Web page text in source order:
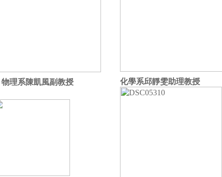
物理系陳凱風副教授 化學系邱靜雯助理教授